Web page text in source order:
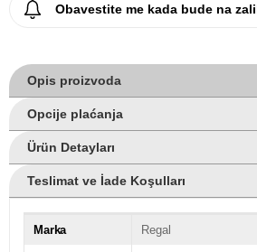
Obavestite me kada bude na
Opis proizvoda
Opcije plaćanja
Ürün Detayları
Teslimat ve İade Koşulları
Marka Regal